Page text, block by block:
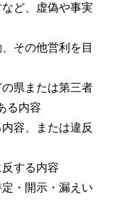
ど、虚偽や事実
その他営利を目
の県または第三者
る内容
容、または違反
する内容
・開示・漏えい